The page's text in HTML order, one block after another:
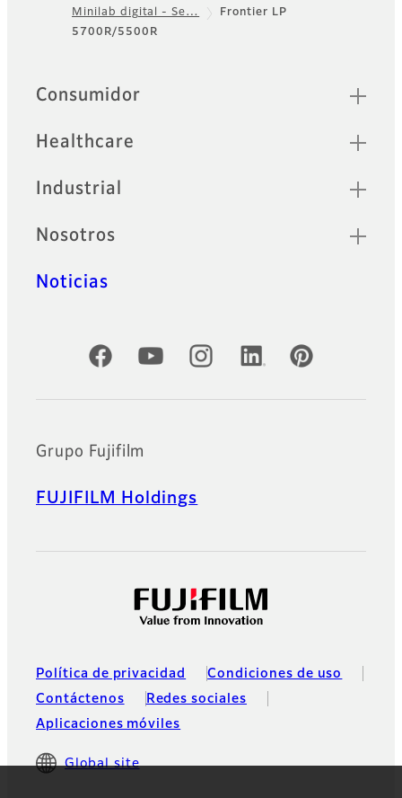
FooterMinilab digital - Se…
Frontier LP
5700R/5500R
Sitemap
Consumidor
Healthcare
Industrial
Nosotros
Noticias
Cuentas oficiales de redes sociales
Grupo Fujifilm
FUJIFILM Holdings
Política de privacidad
Condiciones de uso
Contáctenos
Redes sociales
Aplicaciones móviles
Global site